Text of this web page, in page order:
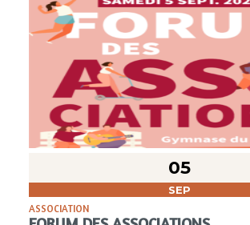
05
SEP
ASSOCIATION